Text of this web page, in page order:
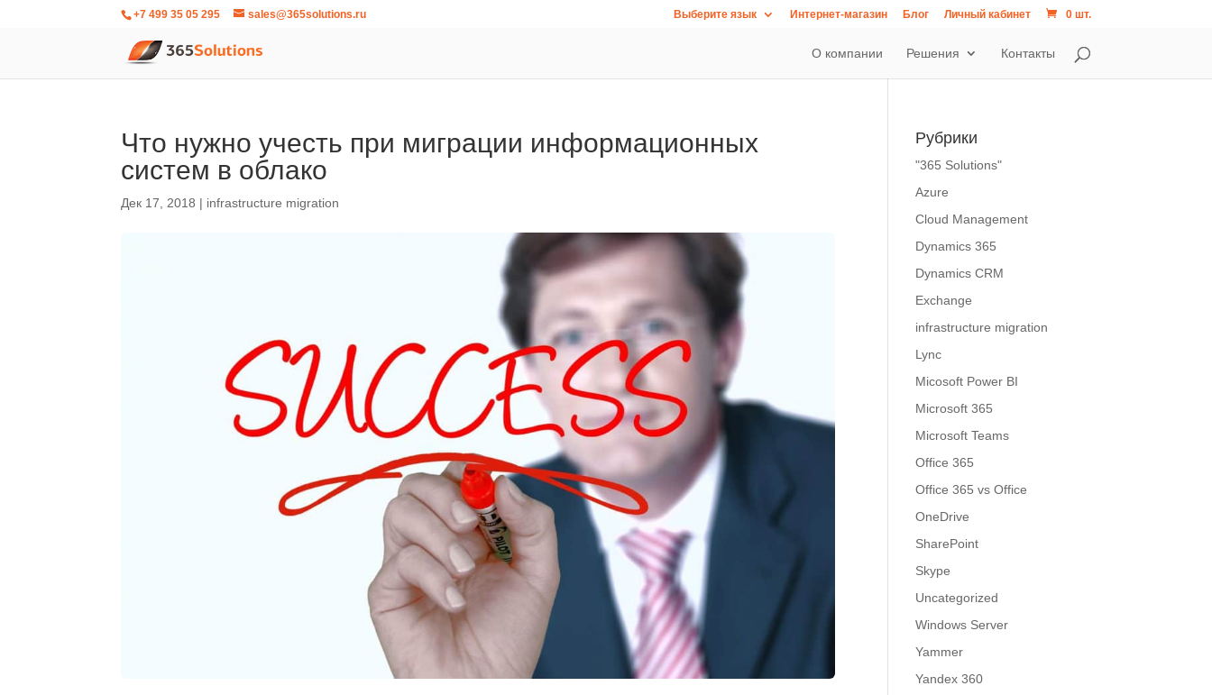
+7 499 35 05 295 sales@365solutions.ru Выберите язык Интернет-магазин Блог Личный кабинет 0 шт.
О компании Решения Контакты
Что нужно учесть при миграции информационных
систем в облако
Дек 17, 2018 | infrastructure migration
Рубрики
"365 Solutions"
Azure
Cloud Management
Dynamics 365
Dynamics CRM
Exchange
infrastructure migration
Lync
Micosoft Power BI
Microsoft 365
Microsoft Teams
Office 365
Office 365 vs Office
OneDrive
SharePoint
Skype
Uncategorized
Windows Server
Yammer
Yandex 360